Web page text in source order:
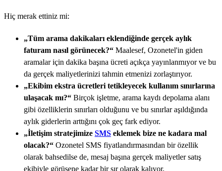
Hiç merak ettiniz mi:
„Tüm arama dakikaları eklendiğinde gerçek aylık
faturam nasıl görünecek?“ Maalesef, Ozonetel'in giden
aramalar için dakika başına ücreti açıkça yayınlanmıyor ve bu
da gerçek maliyetlerinizi tahmin etmenizi zorlaştırıyor.
„Ekibim ekstra ücretleri tetikleyecek kullanım sınırlarına
ulaşacak mı?“ Birçok işletme, arama kaydı depolama alanı
gibi özelliklerin sınırları olduğunu ve bu sınırlar aşıldığında
aylık giderlerin arttığını çok geç fark ediyor.
„İletişim stratejimize SMS eklemek bize ne kadara mal
olacak?“ Ozonetel SMS fiyatlandırmasından bir özellik
olarak bahsedilse de, mesaj başına gerçek maliyetler satış
ekibiyle görüşene kadar bir sır olarak kalıyor.